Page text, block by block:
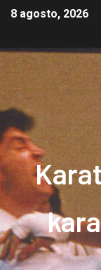
8 agosto, 2026